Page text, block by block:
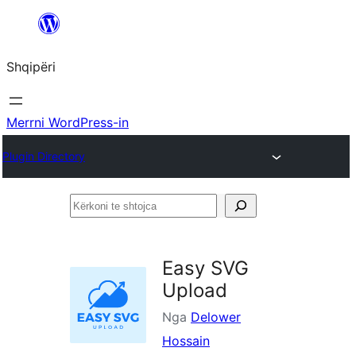
Hidhu
lënda
Shqipëri
Merrni WordPress-in
Plugin Directory
Kërkoni
Easy SVG
Upload
Nga Delower
Hossain